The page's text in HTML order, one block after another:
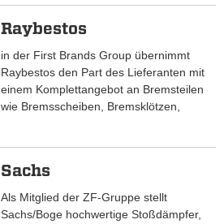
Raybestos
in der First Brands Group übernimmt
Raybestos den Part des Lieferanten mit
einem Komplettangebot an Bremsteilen
wie Bremsscheiben, Bremsklötzen,
Sachs
Als Mitglied der ZF-Gruppe stellt
Sachs/Boge hochwertige Stoßdämpfer,